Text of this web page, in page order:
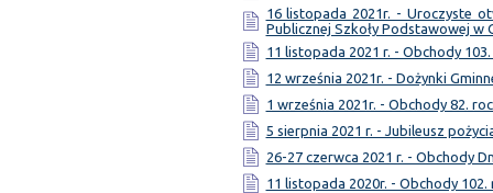
16 listopada 2021r. - Uroczyste
Publicznej Szkoły Podstawowej w
11 listopada 2021 r. - Obchody
12 września 2021r. - Dożynki
1 września 2021r. - Obchody 82.
5 sierpnia 2021 r. - Jubileusz
26-27 czerwca 2021 r. - Obchody
11 listopada 2020r. - Obchody